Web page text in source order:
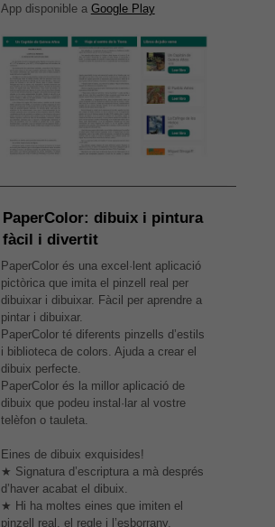
App disponible a Google Play
PaperColor: dibuix i pintura
fàcil i divertit
PaperColor és una excel·lent aplicació
pictòrica que imita el pinzell real per
dibuixar i dibuixar. Fàcil per aprendre a
pintar i dibuixar.
PaperColor té diferents pinzells d’estils
i biblioteca de colors. Ajuda a crear el
dibuix perfecte.
PaperColor és la millor aplicació de
dibuix que podeu instal·lar al vostre
telèfon o tauleta.
Eines de dibuix exquisides!
★ Signatura d’escriptura a mà després
d’haver acabat el dibuix.
★ Hi ha moltes eines que imiten el
pinzell real, el regle i l’esborrany.